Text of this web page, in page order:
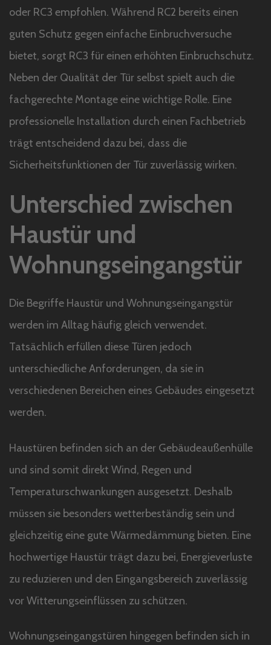
oder RC3 empfohlen. Während RC2 bereits einen
guten Schutz gegen einfache Einbruchversuche
bietet, sorgt RC3 für einen erhöhten Einbruchschutz.
Neben der Qualität der Tür selbst spielt auch die
fachgerechte Montage eine wichtige Rolle. Eine
professionelle Installation durch einen Fachbetrieb
trägt entscheidend dazu bei, dass die
Sicherheitsfunktionen der Tür zuverlässig wirken.
Unterschied zwischen
Haustür und
Wohnungseingangstür
Die Begriffe Haustür und Wohnungseingangstür
werden im Alltag häufig gleich verwendet.
Tatsächlich erfüllen diese Türen jedoch
unterschiedliche Anforderungen, da sie in
verschiedenen Bereichen eines Gebäudes eingesetzt
werden.
Haustüren befinden sich an der Gebäudeaußenhülle
und sind somit direkt Wind, Regen und
Temperaturschwankungen ausgesetzt. Deshalb
müssen sie besonders wetterbeständig sein und
gleichzeitig eine gute Wärmedämmung bieten. Eine
hochwertige Haustür trägt dazu bei, Energieverluste
zu reduzieren und den Eingangsbereich zuverlässig
vor Witterungseinflüssen zu schützen.
Wohnungseingangstüren hingegen befinden sich in